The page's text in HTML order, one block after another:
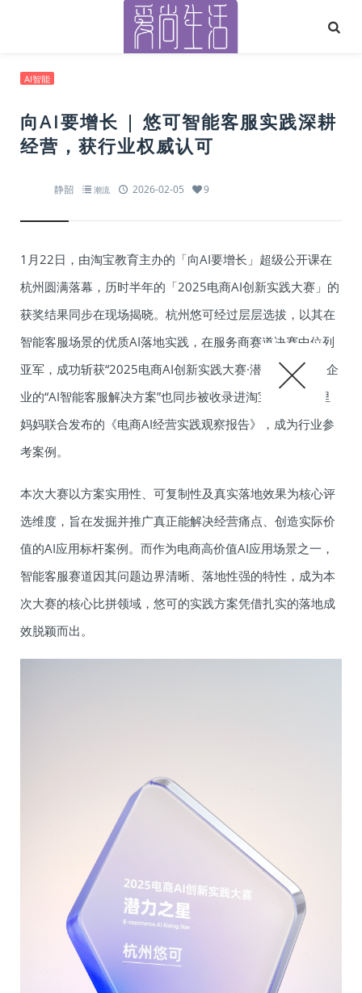
AI智能
向AI要增长 | 悠可智能客服实践深耕
经营，获行业权威认可
静韶 潮流 2026-02-05 9
1月22日，由淘宝教育主办的「向AI要增长」超级公开课在
杭州圆满落幕，历时半年的「2025电商AI创新实践大赛」的
获奖结果同步在现场揭晓。杭州悠可经过层层选拔，以其在
智能客服场景的优质AI落地实践，在服务商赛道决赛中位列
亚军，成功斩获“2025电商AI创新实践大赛·潜力之星奖”。企
业的“AI智能客服解决方案”也同步被收录进淘宝教育与阿里
妈妈联合发布的《电商AI经营实践观察报告》，成为行业参
考案例。
本次大赛以方案实用性、可复制性及真实落地效果为核心评
选维度，旨在发掘并推广真正能解决经营痛点、创造实际价
值的AI应用标杆案例。而作为电商高价值AI应用场景之一，
智能客服赛道因其问题边界清晰、落地性强的特性，成为本
次大赛的核心比拼领域，悠可的实践方案凭借扎实的落地成
效脱颖而出。